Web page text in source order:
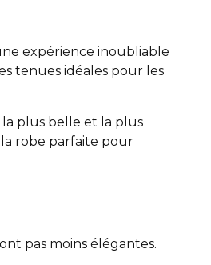
expérience inoubliable
tenues idéales pour les
la plus belle et la plus
robe parfaite pour
pas moins élégantes.